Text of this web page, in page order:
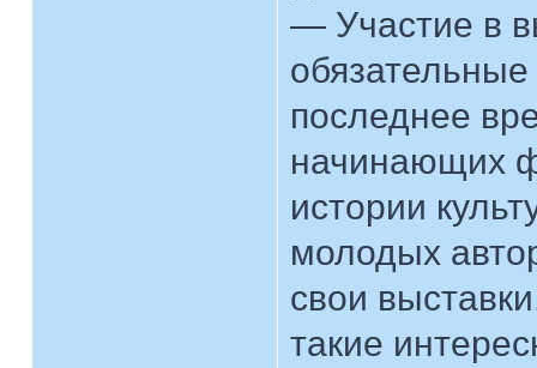
— Участие в
последнее
начинающих
истории
молодых
свои
такие